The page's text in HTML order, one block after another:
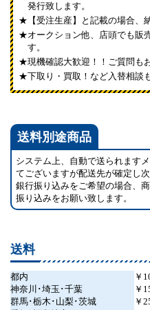
発行致します。
【受注生産】と記載の場合、
オークション他、店頭でも販
す。
現機確認大歓迎！！ご質問も
下取り・買取！など入替相談
送料別途商品
システム上、自動で送られます
てございますが配送先が確定し
銀行振り込みをご希望の場合、
振り込みをお願い致します。
送料
都内
￥
神奈川･埼玉･千葉
￥
群馬･栃木･山梨･茨城
￥